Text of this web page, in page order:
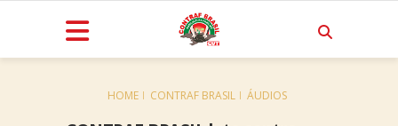
HOME CONTRAF BRASIL ÁUDIOS